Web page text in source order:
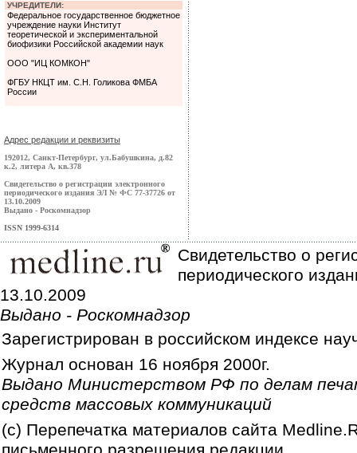
УЧРЕДИТЕЛИ:
Федеральное государственное бюджетное
учреждение науки Институт
теоретической и экспериментальной
биофизики Российской академии наук
ООО "ИЦ КОМКОН"
ФГБУ НКЦТ им. С.Н. Голикова ФМБА
России
Адрес редакции и реквизиты
192012, Санкт-Петербург, ул.Бабушкина, д.82
к.2, литера А, кв.378
Свидетельство о регистрации электронного
периодического издания ЭЛ № ФС 77-37726 от
13.10.2009
Выдано - Роскомнадзор
ISSN 1999-6314
Свидетельство о
периодического
13.10.2009
Выдано - Роскомнадзор
Зарегистрирован в российском индексе
Журнал основан 16 ноября 2000г.
Выдано Министерством РФ по делам
средств массовых коммуникаций
(c) Перепечатка материалов сайта